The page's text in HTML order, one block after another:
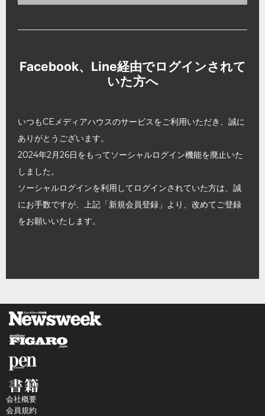
Facebook、Line経由でログインされて
いた方へ
いつもCEメディアハウスのサービスをご利用いただき、誠に
ありがとうございます。
2024年2月26日をもってソーシャルログイン機能を廃止いた
しました。
ソーシャルログインを利用してログインされていた方は、誠
にお手数ですが、上記「新規会員登録」より、改めてご登録
をお願いいたします。
会社概要
会員規約